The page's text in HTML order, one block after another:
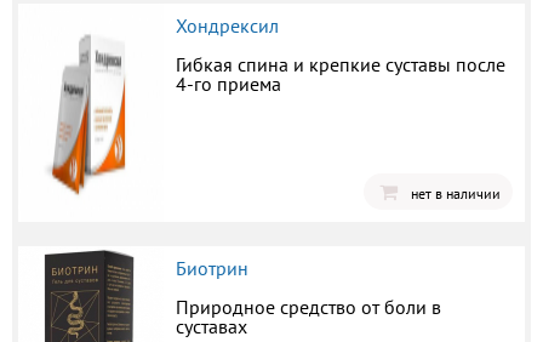
Хондрексил
Гибкая спина и крепкие суставы после
4-го приема
нет в наличии
Биотрин
Природное средство от боли в
суставах